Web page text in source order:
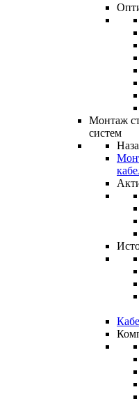
Монтаж
систем